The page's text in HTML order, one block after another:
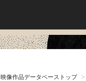
映像作品データベーストップ